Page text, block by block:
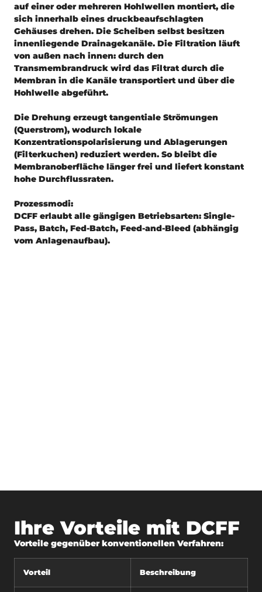
auf einer oder mehreren Hohlwellen montiert, die
sich innerhalb eines druckbeaufschlagten
Gehäuses drehen. Die Scheiben selbst besitzen
innenliegende Drainagekanäle. Die Filtration läuft
von außen nach innen: durch den
Transmembrandruck wird das Filtrat durch die
Membran in die Kanäle transportiert und über die
Hohlwelle abgeführt.
Die Drehung erzeugt tangentiale Strömungen
(Querstrom), wodurch lokale
Konzentrationspolarisierung und Ablagerungen
(Filterkuchen) reduziert werden. So bleibt die
Membranoberfläche länger frei und liefert konstant
hohe Durchflussraten.
Prozessmodi:
DCFF erlaubt alle gängigen Betriebsarten: Single-
Pass, Batch, Fed-Batch, Feed-and-Bleed (abhängig
vom Anlagenaufbau).
Ihre Vorteile mit DCFF
Vorteile gegenüber konventionellen Verfahren:
Vorteil Beschreibung